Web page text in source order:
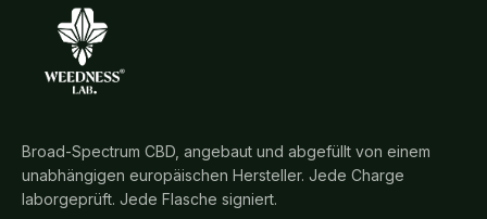
Broad-Spectrum CBD, angebaut und abgefüllt von einem
unabhängigen europäischen Hersteller. Jede Charge
laborgeprüft. Jede Flasche signiert.